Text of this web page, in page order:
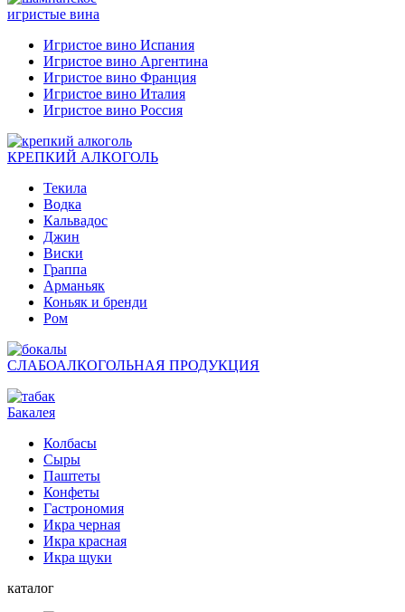
игристые вина
Игристое вино Испания
Игристое вино Аргентина
Игристое вино Франция
Игристое вино Италия
Игристое вино Россия
КРЕПКИЙ АЛКОГОЛЬ
Текила
Водка
Кальвадос
Джин
Виски
Граппа
Арманьяк
Коньяк и бренди
Ром
СЛАБОАЛКОГОЛЬНАЯ ПРОДУКЦИЯ
Бакалея
Колбасы
Сыры
Паштеты
Конфеты
Гастрономия
Икра черная
Икра красная
Икра щуки
каталог